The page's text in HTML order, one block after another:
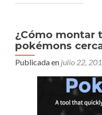
¿Cómo montar
pokémons
Publicada en julio 22,